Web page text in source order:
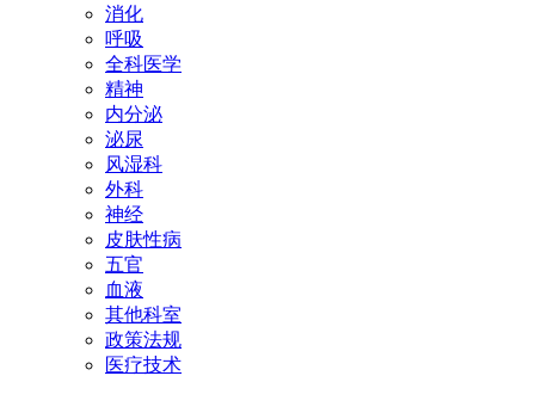
消化
呼吸
全科医学
精神
内分泌
泌尿
风湿科
外科
神经
皮肤性病
五官
血液
其他科室
政策法规
医疗技术